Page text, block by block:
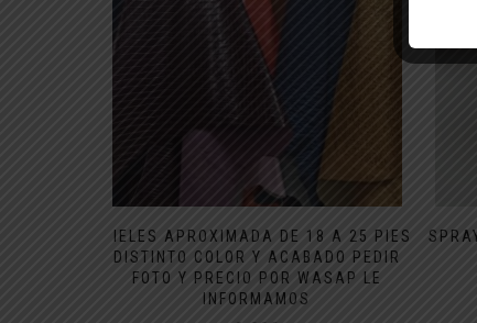
PIELES APROXIMADA DE 18 A 25 PIES
DISTINTO COLOR Y ACABADO PEDIR
FOTO Y PRECIO POR WASAP LE
INFORMAMOS